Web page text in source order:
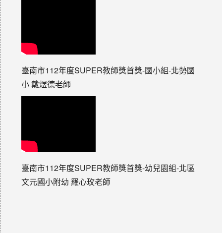
臺南市112年度SUPER教師獎首獎-國小組-北勢國
小 戴煜德老師
臺南市112年度SUPER教師獎首獎-幼兒園組-北區
文元國小附幼 羅心玫老師